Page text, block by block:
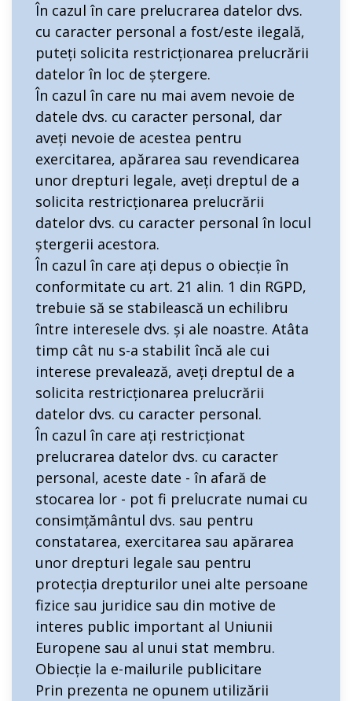
În cazul în care prelucrarea datelor dvs.
cu caracter personal a fost/este ilegală,
puteți solicita restricționarea prelucrării
datelor în loc de ștergere.
În cazul în care nu mai avem nevoie de
datele dvs. cu caracter personal, dar
aveți nevoie de acestea pentru
exercitarea, apărarea sau revendicarea
unor drepturi legale, aveți dreptul de a
solicita restricționarea prelucrării
datelor dvs. cu caracter personal în locul
ștergerii acestora.
În cazul în care ați depus o obiecție în
conformitate cu art. 21 alin. 1 din RGPD,
trebuie să se stabilească un echilibru
între interesele dvs. și ale noastre. Atâta
timp cât nu s-a stabilit încă ale cui
interese prevalează, aveți dreptul de a
solicita restricționarea prelucrării
datelor dvs. cu caracter personal.
În cazul în care ați restricționat
prelucrarea datelor dvs. cu caracter
personal, aceste date - în afară de
stocarea lor - pot fi prelucrate numai cu
consimțământul dvs. sau pentru
constatarea, exercitarea sau apărarea
unor drepturi legale sau pentru
protecția drepturilor unei alte persoane
fizice sau juridice sau din motive de
interes public important al Uniunii
Europene sau al unui stat membru.
Obiecție la e-mailurile publicitare
Prin prezenta ne opunem utilizării